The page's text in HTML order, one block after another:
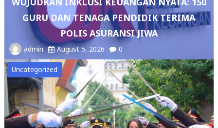
GURU DAN TENAGA PENDIDIK TERIMA
POLIS ASURANSI JIWA
admin August 5, 2026 0
Uncategorized